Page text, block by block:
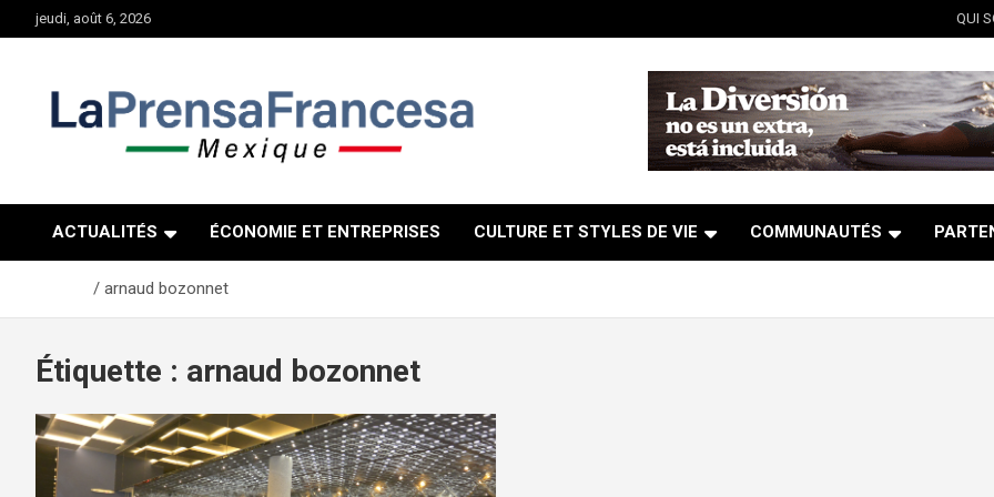
au
jeudi, août 6, 2026 QUI
ACTUALITÉS ÉCONOMIE ET ENTREPRISES CULTURE ET STYLES DE VIE COMMUNAUTÉS
arnaud bozonnet
Étiquette : arnaud bozonnet